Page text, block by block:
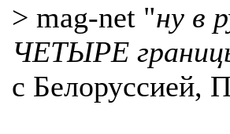
> mag-net "ну в
ЧЕТЫРЕ
с Белоруссией,